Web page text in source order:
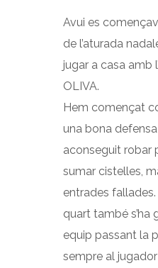
Avui es
de l’aturada
jugar a casa amb
OLIVA.
Hem començat
una bona
aconseguit robar
sumar cistelles,
entrades
quart també s’ha
equip passant la
sempre al jugador